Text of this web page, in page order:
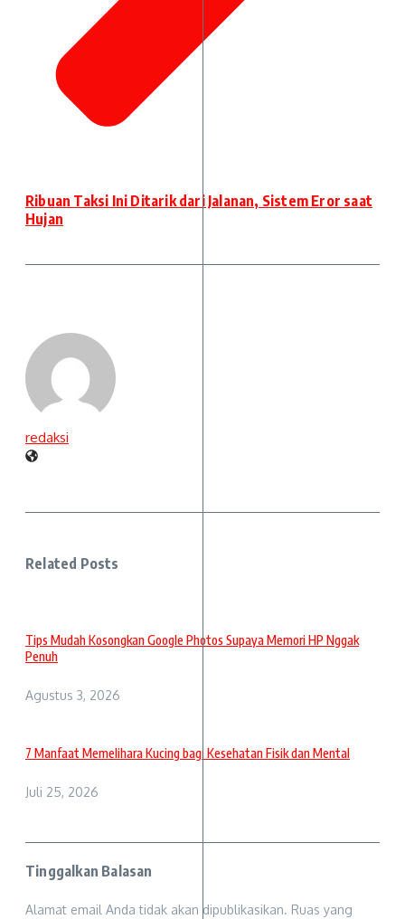
Ribuan Taksi Ini Ditarik dari Jalanan, Sistem Eror saat
Hujan
redaksi
Related Posts
Tips Mudah Kosongkan Google Photos Supaya Memori HP Nggak
Penuh
Agustus 3, 2026
7 Manfaat Memelihara Kucing bagi Kesehatan Fisik dan Mental
Juli 25, 2026
Tinggalkan Balasan
Alamat email Anda tidak akan dipublikasikan. Ruas yang